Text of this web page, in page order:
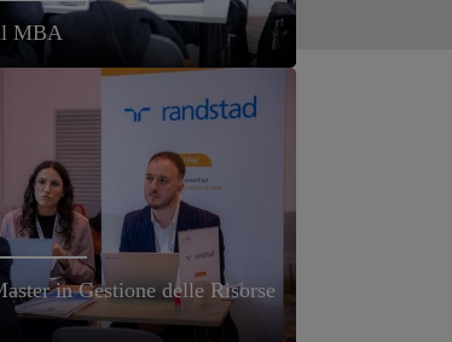
MBA
in Gestione delle Risorse